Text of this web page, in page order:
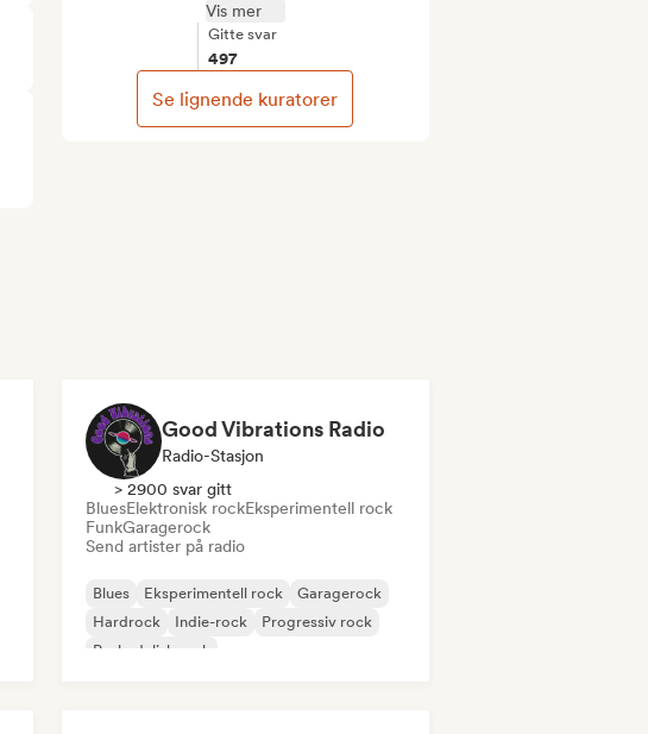
Vis mer
Gitte svar
497
Se lignende kuratorer
Good Vibrations Radio
Radio-Stasjon
> 2900 svar gitt
BluesElektronisk rockEksperimentell rock
FunkGaragerock
Send artister på radio
Blues Eksperimentell rock
Garagerock
Hardrock
Indie-rock
Progressiv rock
Psykedelisk rock